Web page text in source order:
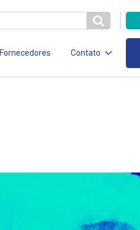
Fornecedores Contato